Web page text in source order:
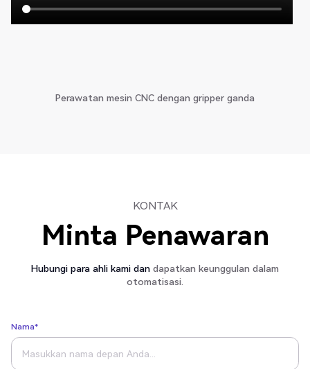
Perawatan mesin CNC dengan gripper ganda
KONTAK
Minta Penawaran
Hubungi para ahli kami dan dapatkan keunggulan dalam
otomatisasi.
Nama*